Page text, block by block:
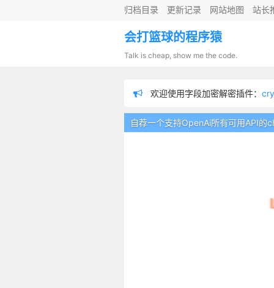
归档目录 更新记录 网站地图 站长
会打篮球的程序猿
Talk is cheap, show me the code.
欢迎使用字段加密解密插件：
欢迎使用分布式链路追踪插件：
自荐一个支持OpenAi所有可用API